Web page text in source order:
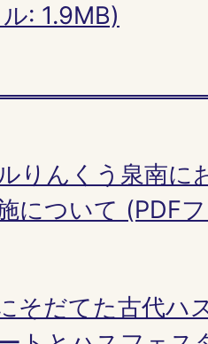
: 1.9MB)
りんくう泉南に
について (PDF
そだてた古代ハ